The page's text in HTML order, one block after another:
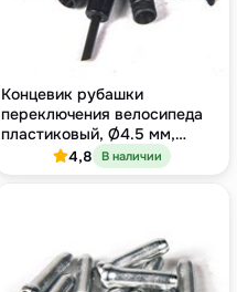
Концевик рубашки
переключения велосипеда
пластиковый, Ø4.5 мм,
чёрный
4,8 В наличии